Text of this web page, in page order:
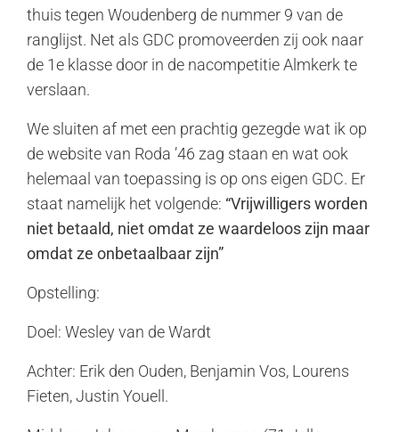
thuis tegen Woudenberg de nummer 9 van de
ranglijst. Net als GDC promoveerden zij ook naar
de 1e klasse door in de nacompetitie Almkerk te
verslaan.
We sluiten af met een prachtig gezegde wat ik op
de website van Roda ’46 zag staan en wat ook
helemaal van toepassing is op ons eigen GDC. Er
staat namelijk het volgende: “Vrijwilligers worden
niet betaald, niet omdat ze waardeloos zijn maar
omdat ze onbetaalbaar zijn”
Opstelling:
Doel: Wesley van de Wardt
Achter: Erik den Ouden, Benjamin Vos, Lourens
Fieten, Justin Youell.